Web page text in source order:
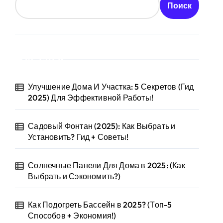
Поиск
Улучшение Дома И Участка: 5 Секретов (Гид
2025) Для Эффективной Работы!
Садовый Фонтан (2025): Как Выбрать и
Установить? Гид + Советы!
Солнечные Панели Для Дома в 2025: (Как
Выбрать и Сэкономить?)
Как Подогреть Бассейн в 2025? (Топ-5
Способов + Экономия!)